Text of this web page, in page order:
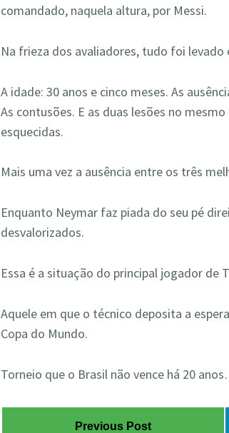
comandado, naquela altura, por Messi.
Na frieza dos avaliadores, tudo foi levado
A idade: 30 anos e cinco meses. As
As contusões. E as duas lesões no
esquecidas.
Mais uma vez a ausência entre os três
Enquanto Neymar faz piada do seu pé
desvalorizados.
Essa é a situação do principal jogador de
Aquele em que o técnico deposita a
Copa do Mundo.
Torneio que o Brasil não vence há 20
Previous Post